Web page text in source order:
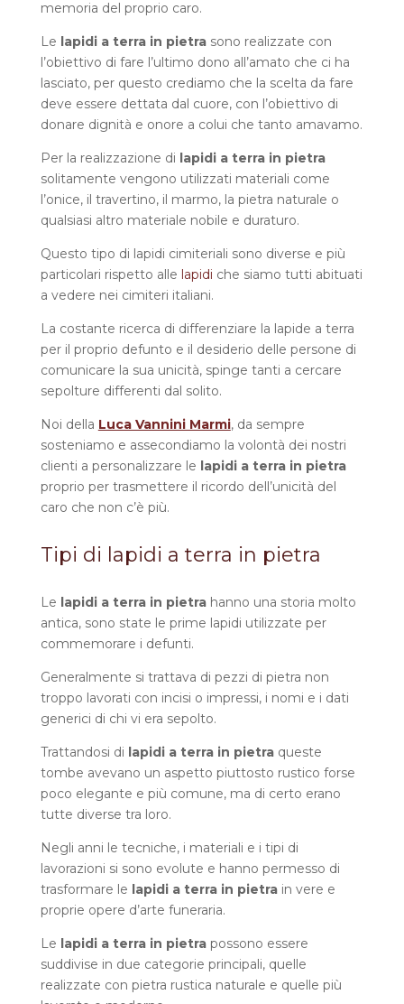
memoria del proprio caro.
Le lapidi a terra in pietra sono realizzate con
l’obiettivo di fare l’ultimo dono all’amato che ci ha
lasciato, per questo crediamo che la scelta da fare
deve essere dettata dal cuore, con l’obiettivo di
donare dignità e onore a colui che tanto amavamo.
Per la realizzazione di lapidi a terra in pietra
solitamente vengono utilizzati materiali come
l’onice, il travertino, il marmo, la pietra naturale o
qualsiasi altro materiale nobile e duraturo.
Questo tipo di lapidi cimiteriali sono diverse e più
particolari rispetto alle lapidi che siamo tutti abituati
a vedere nei cimiteri italiani.
La costante ricerca di differenziare la lapide a terra
per il proprio defunto e il desiderio delle persone di
comunicare la sua unicità, spinge tanti a cercare
sepolture differenti dal solito.
Noi della Luca Vannini Marmi, da sempre
sosteniamo e assecondiamo la volontà dei nostri
clienti a personalizzare le lapidi a terra in pietra
proprio per trasmettere il ricordo dell’unicità del
caro che non c’è più.
Tipi di lapidi a terra in pietra
Le lapidi a terra in pietrahanno una storia molto
antica, sono state le prime lapidi utilizzate per
commemorare i defunti.
Generalmente si trattava di pezzi di pietra non
troppo lavorati con incisi o impressi, i nomi e i dati
generici di chi vi era sepolto.
Trattandosi di lapidi a terra in pietraqueste
tombe avevano un aspetto piuttosto rustico forse
poco elegante e più comune, ma di certo erano
tutte diverse tra loro.
Negli anni le tecniche, i materiali e i tipi di
lavorazioni si sono evolute e hanno permesso di
trasformare le lapidi a terra in pietrain vere e
proprie opere d’arte funeraria.
Le lapidi a terra in pietrapossono essere
suddivise in due categorie principali, quelle
realizzate con pietra rustica naturale e quelle più